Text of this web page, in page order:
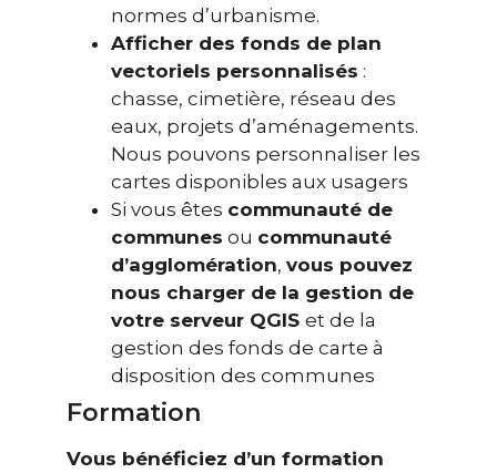
normes d’urbanisme.
Afficher des fonds de plan
vectoriels personnalisés :
chasse, cimetière, réseau des
eaux, projets d’aménagements.
Nous pouvons personnaliser les
cartes disponibles aux usagers
Si vous êtes communauté de
communes ou communauté
d’agglomération, vous pouvez
nous charger de la gestion de
votre serveur QGIS et de la
gestion des fonds de carte à
disposition des communes
Formation
Vous bénéficiez d’un formation